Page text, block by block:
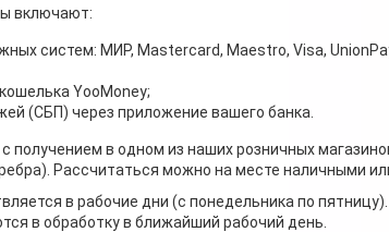
включают:
систем: МИР, Mastercard, Maestro, Visa,
YooMoney;
(СБП) через приложение вашего банка.
получением в одном из наших розничных
Рассчитаться можно на месте наличными
в рабочие дни (с понедельника по
в обработку в ближайший рабочий день.